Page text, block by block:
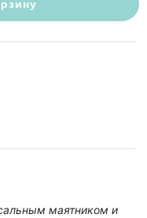
маятником и